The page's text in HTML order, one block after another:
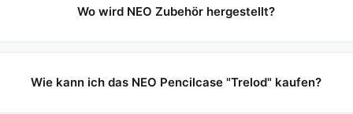
Wo wird NEO Zubehör hergestellt?
Wie kann ich das NEO Pencilcase "Trelod" kaufen?